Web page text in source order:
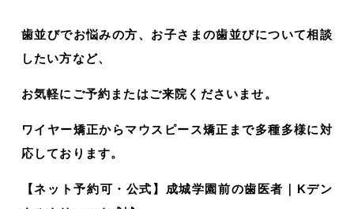
歯並びでお悩みの方、お子さまの歯並びについて相談
したい方など、
お気軽にご予約またはご来院くださいませ。
ワイヤー矯正からマウスピース矯正まで多種多様に対
応しております。
【ネット予約可・公式】成城学園前の歯医者｜Kデン